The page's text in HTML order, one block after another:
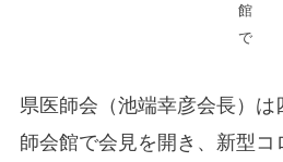
館
で
県医師会（池端幸彦会長）は
師会館で会見を開き、新型